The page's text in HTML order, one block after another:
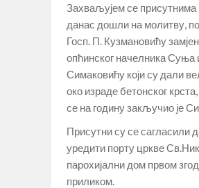
Захваљујем се присутнима
данас дошли на молитву,
Госп. П. Кузмановићу
опћинског начелника Суња
Симаковићу који су дали
око израде бетонског
се на годину закључио је
Присутни су се сагласили
уредити порту цркве
парохијални дом првом
приликом.